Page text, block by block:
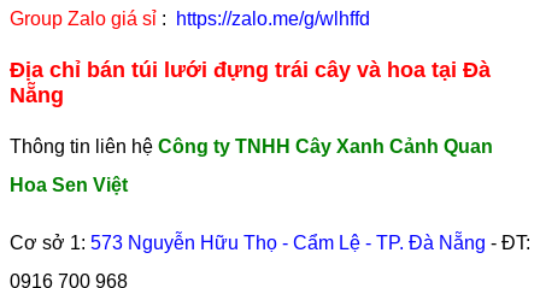
Group Zalo giá sỉ : https://zalo.me/g/wlhffd
Địa chỉ bán túi lưới đựng trái cây và hoa tại Đà
Nẵng
Thông tin liên hệ Công ty TNHH Cây Xanh Cảnh Quan
Hoa Sen Việt
Cơ sở 1: 573 Nguyễn Hữu Thọ - Cẩm Lệ - TP. Đà Nẵng - ĐT:
0916 700 968